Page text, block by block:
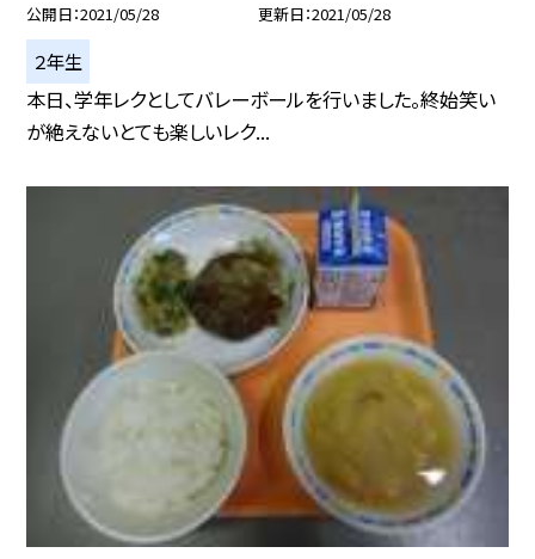
公開日 2021/05/28 更新日 2021/05/28
２年生
本日、学年レクとしてバレーボールを行いました。終始笑い
が絶えないとても楽しいレク...